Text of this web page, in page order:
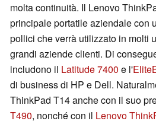
molta continuità. Il Lenovo
principale portatile aziendale con
pollici che verrà utilizzato in molti
grandi aziende clienti. Di
includono il Latitude 7400 e l'
di business di HP e Dell.
ThinkPad T14 anche con il suo
T490, nonché con il Lenovo